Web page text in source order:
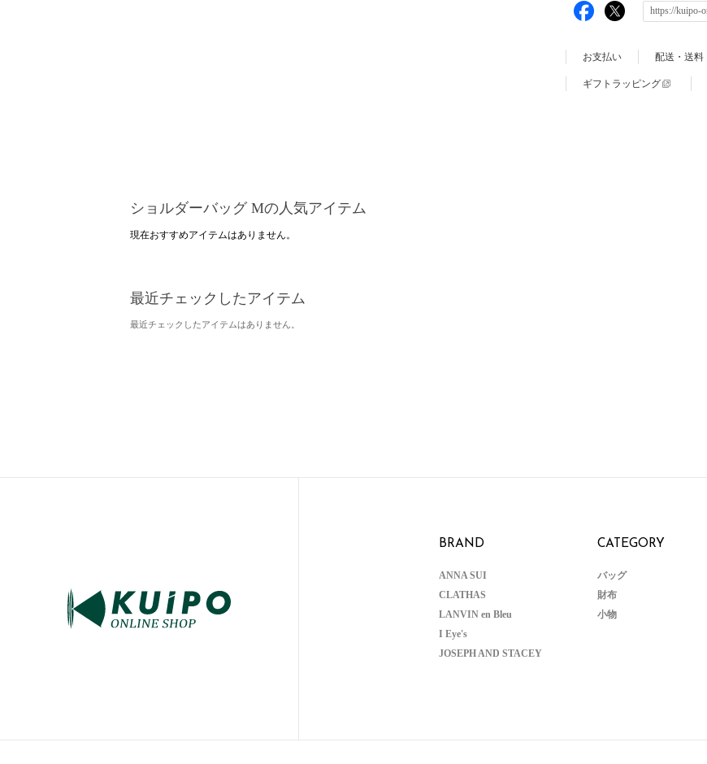
お支払い 配送・送料
ギフトラッピング
ショルダーバッグ Mの人気アイテム
現在おすすめアイテムはありません。
最近チェックしたアイテム
最近チェックしたアイテムはありません。
BRAND
ANNA SUI
CLATHAS
LANVIN en Bleu
I Eye's
JOSEPH AND STACEY
CATEGORY
バッグ
財布
小物